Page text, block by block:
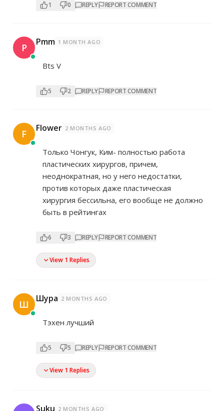
1 0 REPLY REPORT COMMENT
P Pmm 1 MONTH AGO
Bts V
5 2 REPLY REPORT COMMENT
F Flower 2 MONTHS AGO
Только Чонгук, Ким- полностью работа
пластических хирургов, причем,
неоднократная, но у него недостатки,
против которых даже пластическая
хирургия бессильна, его вообще не должно
быть в рейтингах
6 3 REPLY REPORT COMMENT
View 1 Replies
Ш Шура 2 MONTHS AGO
Тэхен лучший
5 5 REPLY REPORT COMMENT
View 1 Replies
Suku 2 MONTHS AGO